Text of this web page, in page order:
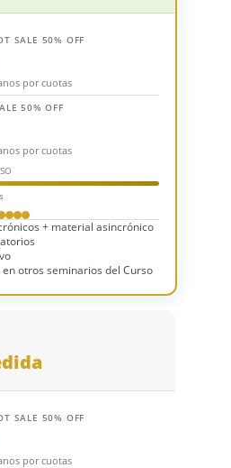
SALE 50% OFF
por cuotas
50% OFF
por cuotas
+ material asincrónico
en otros seminarios del Curso
SALE 50% OFF
por cuotas